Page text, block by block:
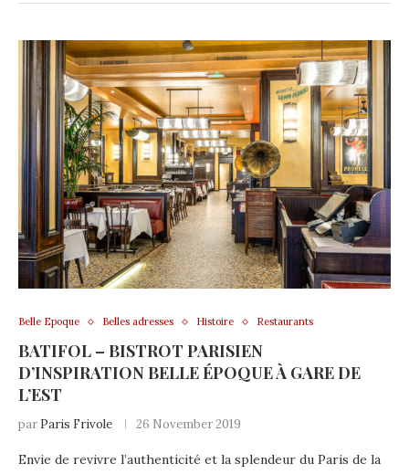
Belle Epoque Belles adresses Histoire Restaurants
BATIFOL – BISTROT PARISIEN
D’INSPIRATION BELLE ÉPOQUE À GARE DE
L’EST
par Paris Frivole 26 November 2019
Envie de revivre l’authenticité et la splendeur du Paris de la